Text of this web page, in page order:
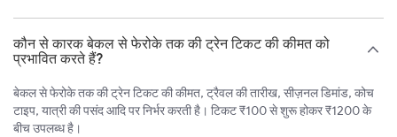
कौन से कारक बेकल से फेरोके तक की ट्रेन टिकट की कीमत को
प्रभावित करते हैं?
बेकल से फेरोके तक की ट्रेन टिकट की कीमत, ट्रैवल की तारीख, सीज़नल डिमांड, कोच
टाइप, यात्री की पसंद आदि पर निर्भर करती है। टिकट ₹100 से शुरू होकर ₹1200 के
बीच उपलब्ध है।